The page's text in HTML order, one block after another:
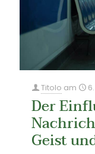
Titolo am
Der
Geist